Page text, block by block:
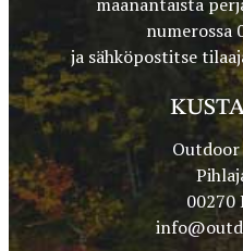
numerossa
ja sähköpostitse
Outdoor
00270